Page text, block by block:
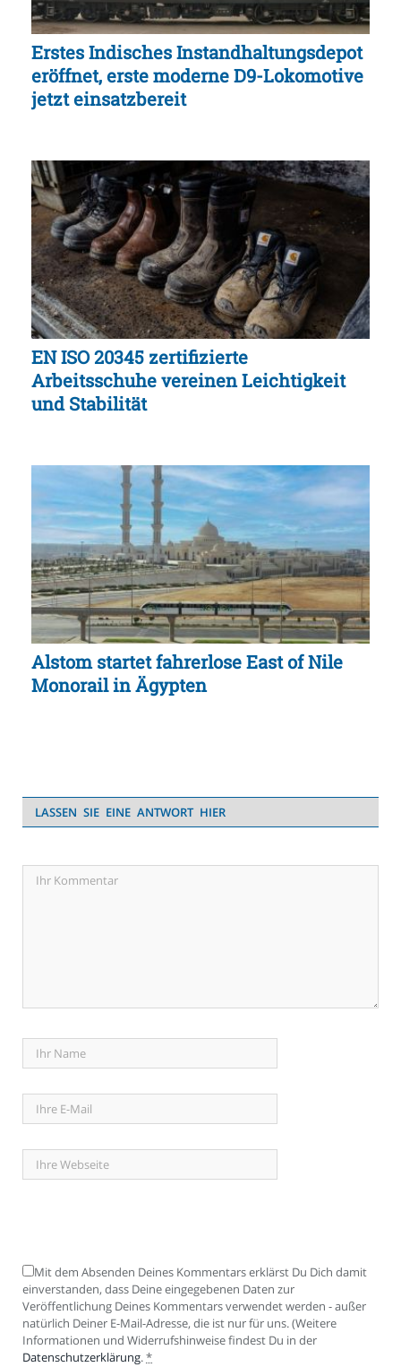
Erstes Indisches Instandhaltungsdepot
eröffnet, erste moderne D9-Lokomotive
jetzt einsatzbereit
EN ISO 20345 zertifizierte
Arbeitsschuhe vereinen Leichtigkeit
und Stabilität
Alstom startet fahrerlose East of Nile
Monorail in Ägypten
LASSEN SIE EINE ANTWORT HIER
Mit dem Absenden Deines Kommentars erklärst Du Dich damit
einverstanden, dass Deine eingegebenen Daten zur
Veröffentlichung Deines Kommentars verwendet werden - außer
natürlich Deiner E-Mail-Adresse, die ist nur für uns. (Weitere
Informationen und Widerrufshinweise findest Du in der
Datenschutzerklärung.*